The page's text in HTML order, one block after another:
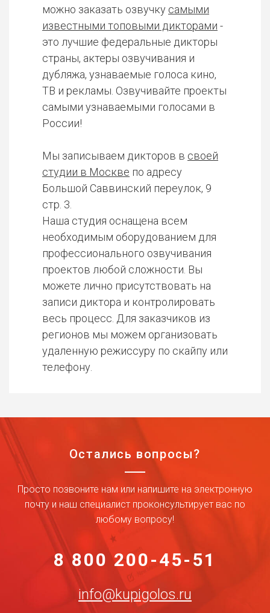
можно заказать озвучку самыми
известными топовыми дикторами -
это лучшие федеральные дикторы
страны, актеры озвучивания и
дубляжа, узнаваемые голоса кино,
ТВ и рекламы. Озвучивайте проекты
самыми узнаваемыми голосами в
России!
Мы записываем дикторов в своей
студии в Москве по адресу
Большой Саввинский переулок, 9
стр. 3.
Наша студия оснащена всем
необходимым оборудованием для
профессионального озвучивания
проектов любой сложности. Вы
можете лично присутствовать на
записи диктора и контролировать
весь процесс. Для заказчиков из
регионов мы можем организовать
удаленную режиссуру по скайпу или
телефону.
Остались вопросы?
Просто позвоните нам или напишите на электронную
почту и наш специалист проконсультирует вас по
любому вопросу!
8 800 200-45-51
info@kupigolos.ru